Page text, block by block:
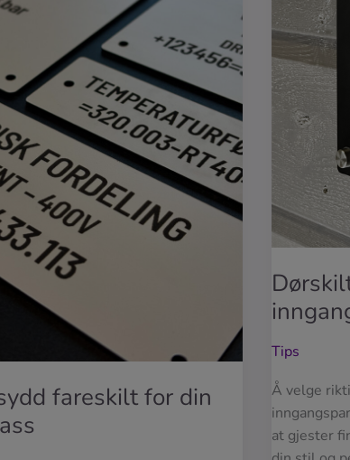
fareskilt for din
Tips
Å velge
at gjester